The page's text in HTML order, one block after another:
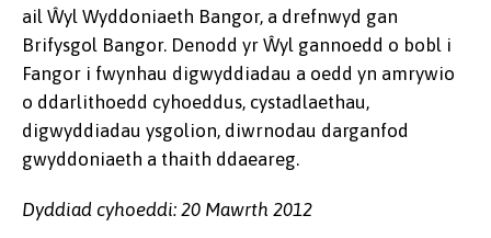
ail Ŵyl Wyddoniaeth Bangor, a drefnwyd gan
Brifysgol Bangor. Denodd yr Ŵyl gannoedd o bobl i
Fangor i fwynhau digwyddiadau a oedd yn amrywio
o ddarlithoedd cyhoeddus, cystadlaethau,
digwyddiadau ysgolion, diwrnodau darganfod
gwyddoniaeth a thaith ddaeareg.
Dyddiad cyhoeddi: 20 Mawrth 2012